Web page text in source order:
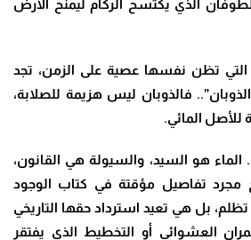
الذي يكتسح الركام ليمنح الأرض
التي تظن نفسها عصية على الزمن، تجد
فالذوبان ليس هزيمة للصلابة،
للأصل المائي.
الماء هو السيد، والسيولة هي القانون،
مجرد تفاصيل مؤقتة في كتاب الوجود
بل هي تعيد استرداد حقها التاريخي
العشوائي أو التخطيط الذي يفتقر